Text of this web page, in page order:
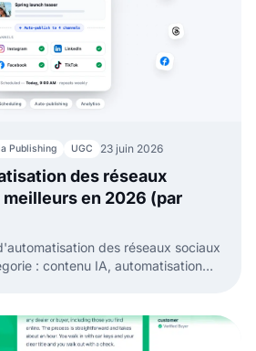
Publishing UGC 23 juin 2026
des réseaux
meilleurs en 2026 (par
des réseaux sociaux
: contenu IA, automatisation